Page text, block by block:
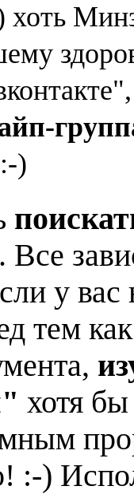
хоть
)
. Все
у
тем
хотя
:-)